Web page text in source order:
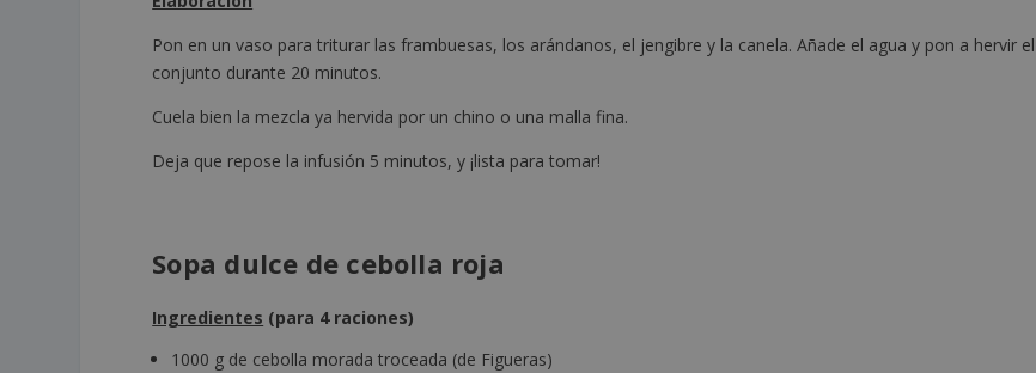
Pon en un vaso para triturar las frambuesas, los arándanos, el jengibre y la canela. Añade el agua y pon a hervir el
conjunto durante 20 minutos.
Cuela bien la mezcla ya hervida por un chino o una malla fina.
Deja que repose la infusión 5 minutos, y ¡lista para tomar!
Sopa dulce de cebolla roja
Ingredientes (para 4 raciones)
1000 g de cebolla morada troceada (de Figueras)